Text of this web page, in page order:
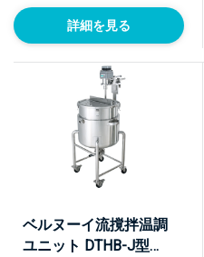
詳細を見る
ベルヌーイ流撹拌温調
ユニット DTHB-J型